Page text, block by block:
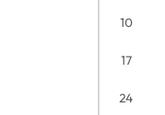
10
17
24